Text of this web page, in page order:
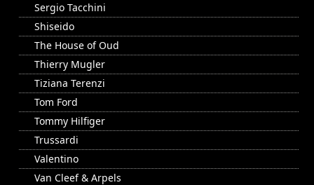
Sergio Tacchini
Shiseido
The House of Oud
Thierry Mugler
Tiziana Terenzi
Tom Ford
Tommy Hilfiger
Trussardi
Valentino
Van Cleef & Arpels